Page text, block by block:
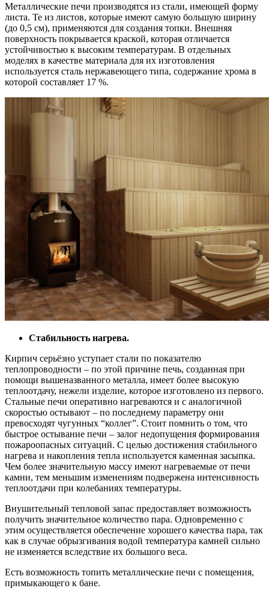
Металлические печи производятся из стали, имеющей форму
листа. Те из листов, которые имеют самую большую ширину
(до 0,5 см), применяются для создания топки. Внешняя
поверхность покрывается краской, которая отличается
устойчивостью к высоким температурам. В отдельных
моделях в качестве материала для их изготовления
используется сталь нержавеющего типа, содержание хрома в
которой составляет 17 %.
Стабильность нагрева.
Кирпич серьёзно уступает стали по показателю
теплопроводности – по этой причине печь, созданная при
помощи вышеназванного металла, имеет более высокую
теплоотдачу, нежели изделие, которое изготовлено из первого.
Стальные печи оперативно нагреваются и с аналогичной
скоростью остывают – по последнему параметру они
превосходят чугунных “коллег”. Стоит помнить о том, что
быстрое остывание печи – залог недопущения формирования
пожароопасных ситуаций. С целью достижения стабильного
нагрева и накопления тепла используется каменная засыпка.
Чем более значительную массу имеют нагреваемые от печи
камни, тем меньшим изменениям подвержена интенсивность
теплоотдачи при колебаниях температуры.
Внушительный тепловой запас предоставляет возможность
получить значительное количество пара. Одновременно с
этим осуществляется обеспечение хорошего качества пара, так
как в случае обрызгивания водой температура камней сильно
не изменяется вследствие их большого веса.
Есть возможность топить металлические печи с помещения,
примыкающего к бане.